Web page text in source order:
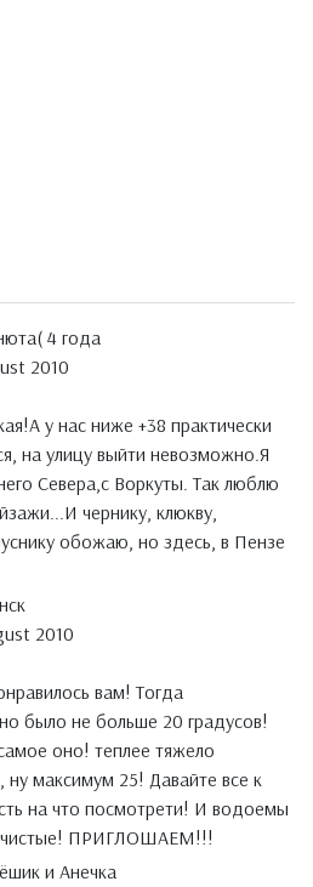
4 годa
2010
у нас ниже +38 практически
на улицу выйти невозможно.Я
Севера,с Воркуты. Так люблю
чернику, клюкву,
обожаю, но здесь, в Пензе
2010
вам! Тогда
было не больше 20 градусов!
оно! теплее тяжело
ну максимум 25! Давайте все к
на что посмотрети! И водоемы
чистые! ПРИГЛОШАЕМ!!!
и Анечка